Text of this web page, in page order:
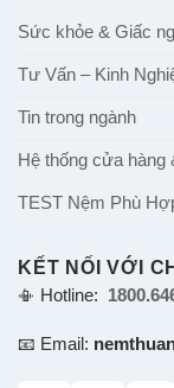
Sức khỏe & Giấc
Tư Vấn – Kinh
Tin trong ngành
Hệ thống cửa hàng
TEST Nệm Phù
KẾT NỐI VỚI
📳 Hotline:
📧 Email: